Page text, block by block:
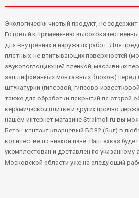
Экологически чистый продукт, не содержит
Готовый к применению
для внутренних и наружных работ. Для
плотных, не впитывающих поверхностей
звукопоглощающей пленкой, массивных
зашлифованных монтажных блоков) перед
штукатурки (гипсовой, гипсово-
также для обработки покрытий по старой
керамической плитке и других прочно
нашем интернет магазине Stroimoll.ru вы
Бетон-контакт кварцевый БС 32 (5 кг) в
количестве по низкой цене. Ваш заказ
укомплектован и доставлен по указанному
Московской области уже на следующий